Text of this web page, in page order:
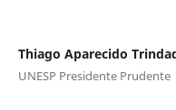
Thiago Aparecido
UNESP Presidente Prudente